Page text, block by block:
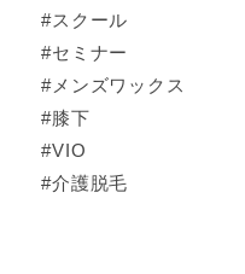
#スクール
#セミナー
#メンズワックス
#膝下
#VIO
#介護脱毛